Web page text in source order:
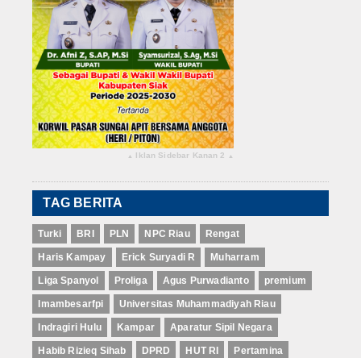
▴ Iklan Sidebar Kanan 2 ▴
TAG BERITA
Turki BRI PLN NPC Riau Rengat
Haris Kampay Erick Suryadi R Muharram
Liga Spanyol Proliga Agus Purwadianto premium
Imambesarfpi Universitas Muhammadiyah Riau
Indragiri Hulu Kampar Aparatur Sipil Negara
Habib Rizieq Sihab DPRD HUT RI Pertamina